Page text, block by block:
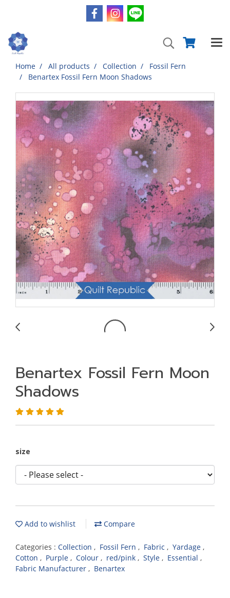
Home All products Collection
Fossil Fern
Benartex Fossil Fern Moon Shadows
Benartex Fossil Fern Moon
Shadows
size
Add to wishlist Compare
Categories : Collection , Fossil Fern , Fabric , Yardage ,
Cotton , Purple , Colour , red/pink , Style , Essential ,
Fabric Manufacturer , Benartex